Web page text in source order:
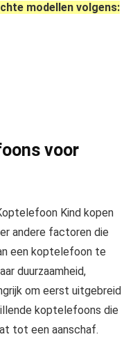
modellen volgens:
voor
andere factoren die
een koptelefoon te
duurzaamheid,
om eerst uitgebreid
koptelefoons die
tot een aanschaf.